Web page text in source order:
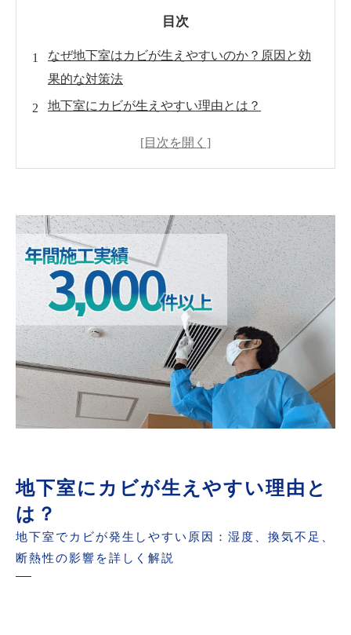
目次
なぜ地下室はカビが生えやすいのか？原因と効
果的な対策法
地下室にカビが生えやすい理由とは？
MIST工法®による地下室カビ対策の効果
まとめ：地下室のカビ問題に対処するために今
すぐできること
地下室にカビが生えやすい理由と
は？
地下室でカビが発生しやすい原因：湿度、換気不足、
断熱性の影響を詳しく解説